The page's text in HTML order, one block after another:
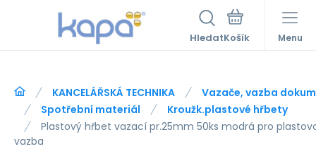
Hledat Menu
KANCELÁŘSKÁ TECHNIKA
Vazače, vazba
Spotřební materiál
Kroužk.plastové hřbety
Plastový hřbet vazací pr.25mm 50ks modrá pro
vazba